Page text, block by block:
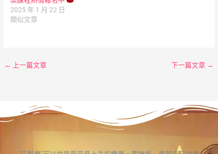
2025 年 1 月 22 日
類似文章
← 上一篇文章 下一篇文章 →